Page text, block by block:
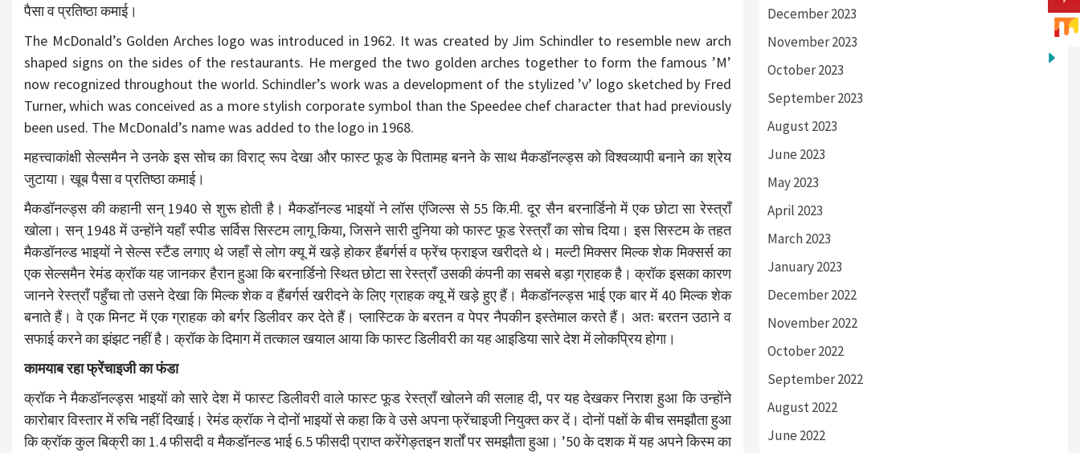
पैसा व प्रतिष्ठा कमाई।
The McDonald’s Golden Arches logo was introduced in 1962. It was created by Jim Schindler to resemble new arch
shaped signs on the sides of the restaurants. He merged the two golden arches together to form the famous ’M’
now recognized throughout the world. Schindler’s work was a development of the stylized ’v’ logo sketched by Fred
Turner, which was conceived as a more stylish corporate symbol than the Speedee chef character that had previously
been used. The McDonald’s name was added to the logo in 1968.
महत्त्वाकांक्षी सेल्समैन ने उनके इस सोच का विराट् रूप देखा और फास्ट फूड के पितामह बनने के साथ मैकडॉनल्ड्स को विश्वव्यापी बनाने का श्रेय
जुटाया। खूब पैसा व प्रतिष्ठा कमाई।
मैकडॉनल्ड्स की कहानी सन् 1940 से शुरू होती है। मैकडॉनल्ड भाइयों ने लॉस एंजिल्स से 55 कि.मी. दूर सैन बरनार्डिनो में एक छोटा सा रेस्त्राँ
खोला। सन् 1948 में उन्होंने यहाँ स्पीड सर्विस सिस्टम लागू किया, जिसने सारी दुनिया को फास्ट फूड रेस्त्राँ का सोच दिया। इस सिस्टम के तहत
मैकडॉनल्ड भाइयों ने सेल्स स्टैंड लगाए थे जहाँ से लोग क्यू में खड़े होकर हैंबर्गर्स व फ्रेंच फ्राइज खरीदते थे। मल्टी मिक्सर मिल्क शेक मिक्सर्स का
एक सेल्समैन रेमंड क्रॉक यह जानकर हैरान हुआ कि बरनार्डिनो स्थित छोटा सा रेस्त्राँ उसकी कंपनी का सबसे बड़ा ग्राहक है। क्रॉक इसका कारण
जानने रेस्त्राँ पहुँचा तो उसने देखा कि मिल्क शेक व हैंबर्गर्स खरीदने के लिए ग्राहक क्यू में खड़े हुए हैं। मैकडॉनल्ड्स भाई एक बार में 40 मिल्क शेक
बनाते हैं। वे एक मिनट में एक ग्राहक को बर्गर डिलीवर कर देते हैं। प्लास्टिक के बरतन व पेपर नैपकीन इस्तेमाल करते हैं। अतः बरतन उठाने व
सफाई करने का झंझट नहीं है। क्रॉक के दिमाग में तत्काल खयाल आया कि फास्ट डिलीवरी का यह आइडिया सारे देश में लोकप्रिय होगा।
कामयाब रहा फ्रेंचाइजी का फंडा
क्रॉक ने मैकडॉनल्ड्स भाइयों को सारे देश में फास्ट डिलीवरी वाले फास्ट फूड रेस्त्राँ खोलने की सलाह दी, पर यह देखकर निराश हुआ कि उन्होंने
कारोबार विस्तार में रुचि नहीं दिखाई। रेमंड क्रॉक ने दोनों भाइयों से कहा कि वे उसे अपना फ्रेंचाइजी नियुक्त कर दें। दोनों पक्षों के बीच समझौता हुआ
कि क्रॉक कुल बिक्री का 1.4 फीसदी व मैकडॉनल्ड भाई 6.5 फीसदी प्राप्त करेंगेङ्तइन शर्तों पर समझौता हुआ। ’50 के दशक में यह अपने किस्म का
December 2023
November 2023
October 2023
September 2023
August 2023
June 2023
May 2023
April 2023
March 2023
January 2023
December 2022
November 2022
October 2022
September 2022
August 2022
June 2022